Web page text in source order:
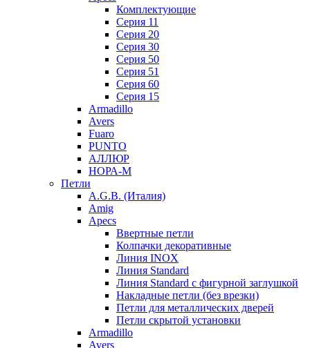
Комплектующие
Серия 11
Серия 20
Серия 30
Серия 50
Серия 51
Серия 60
Серия 15
Armadillo
Avers
Fuaro
PUNTO
АЛЛЮР
НОРА-М
Петли
A.G.B. (Италия)
Amig
Apecs
Ввертные петли
Колпачки декоративные
Линия INOX
Линия Standard
Линия Standard с фигурной заглушкой
Накладные петли (без врезки)
Петли для металлических дверей
Петли скрытой установки
Armadillo
Avers